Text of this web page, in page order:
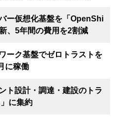
ー仮想化基盤を「OpenShi
、5年間の費用を2割減
ーク基盤でゼロトラストを
に稼働
ト設計・調達・建設のトラ
に集約